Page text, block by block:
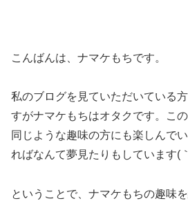
こんばんは、ナマケもちです。
私のブログを見ていただいている
すがナマケもちはオタクです。こ
同じような趣味の方にも楽しんで
ればなんて夢見たりもしています(
ということで、ナマケもちの趣味